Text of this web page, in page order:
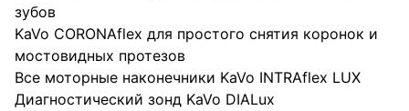
зубов
KaVo CORONAflex для простого снятия коронок и
мостовидных протезов
Все моторные наконечники KaVo INTRAflex LUX
Диагностический зонд KaVo DIALux